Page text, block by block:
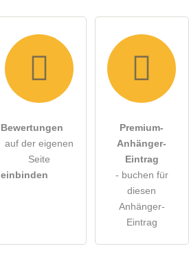
Bewertungen
auf der eigenen
Seite
einbinden
Premium-
Anhänger-
Eintrag
- buchen für
diesen
Anhänger-
Eintrag